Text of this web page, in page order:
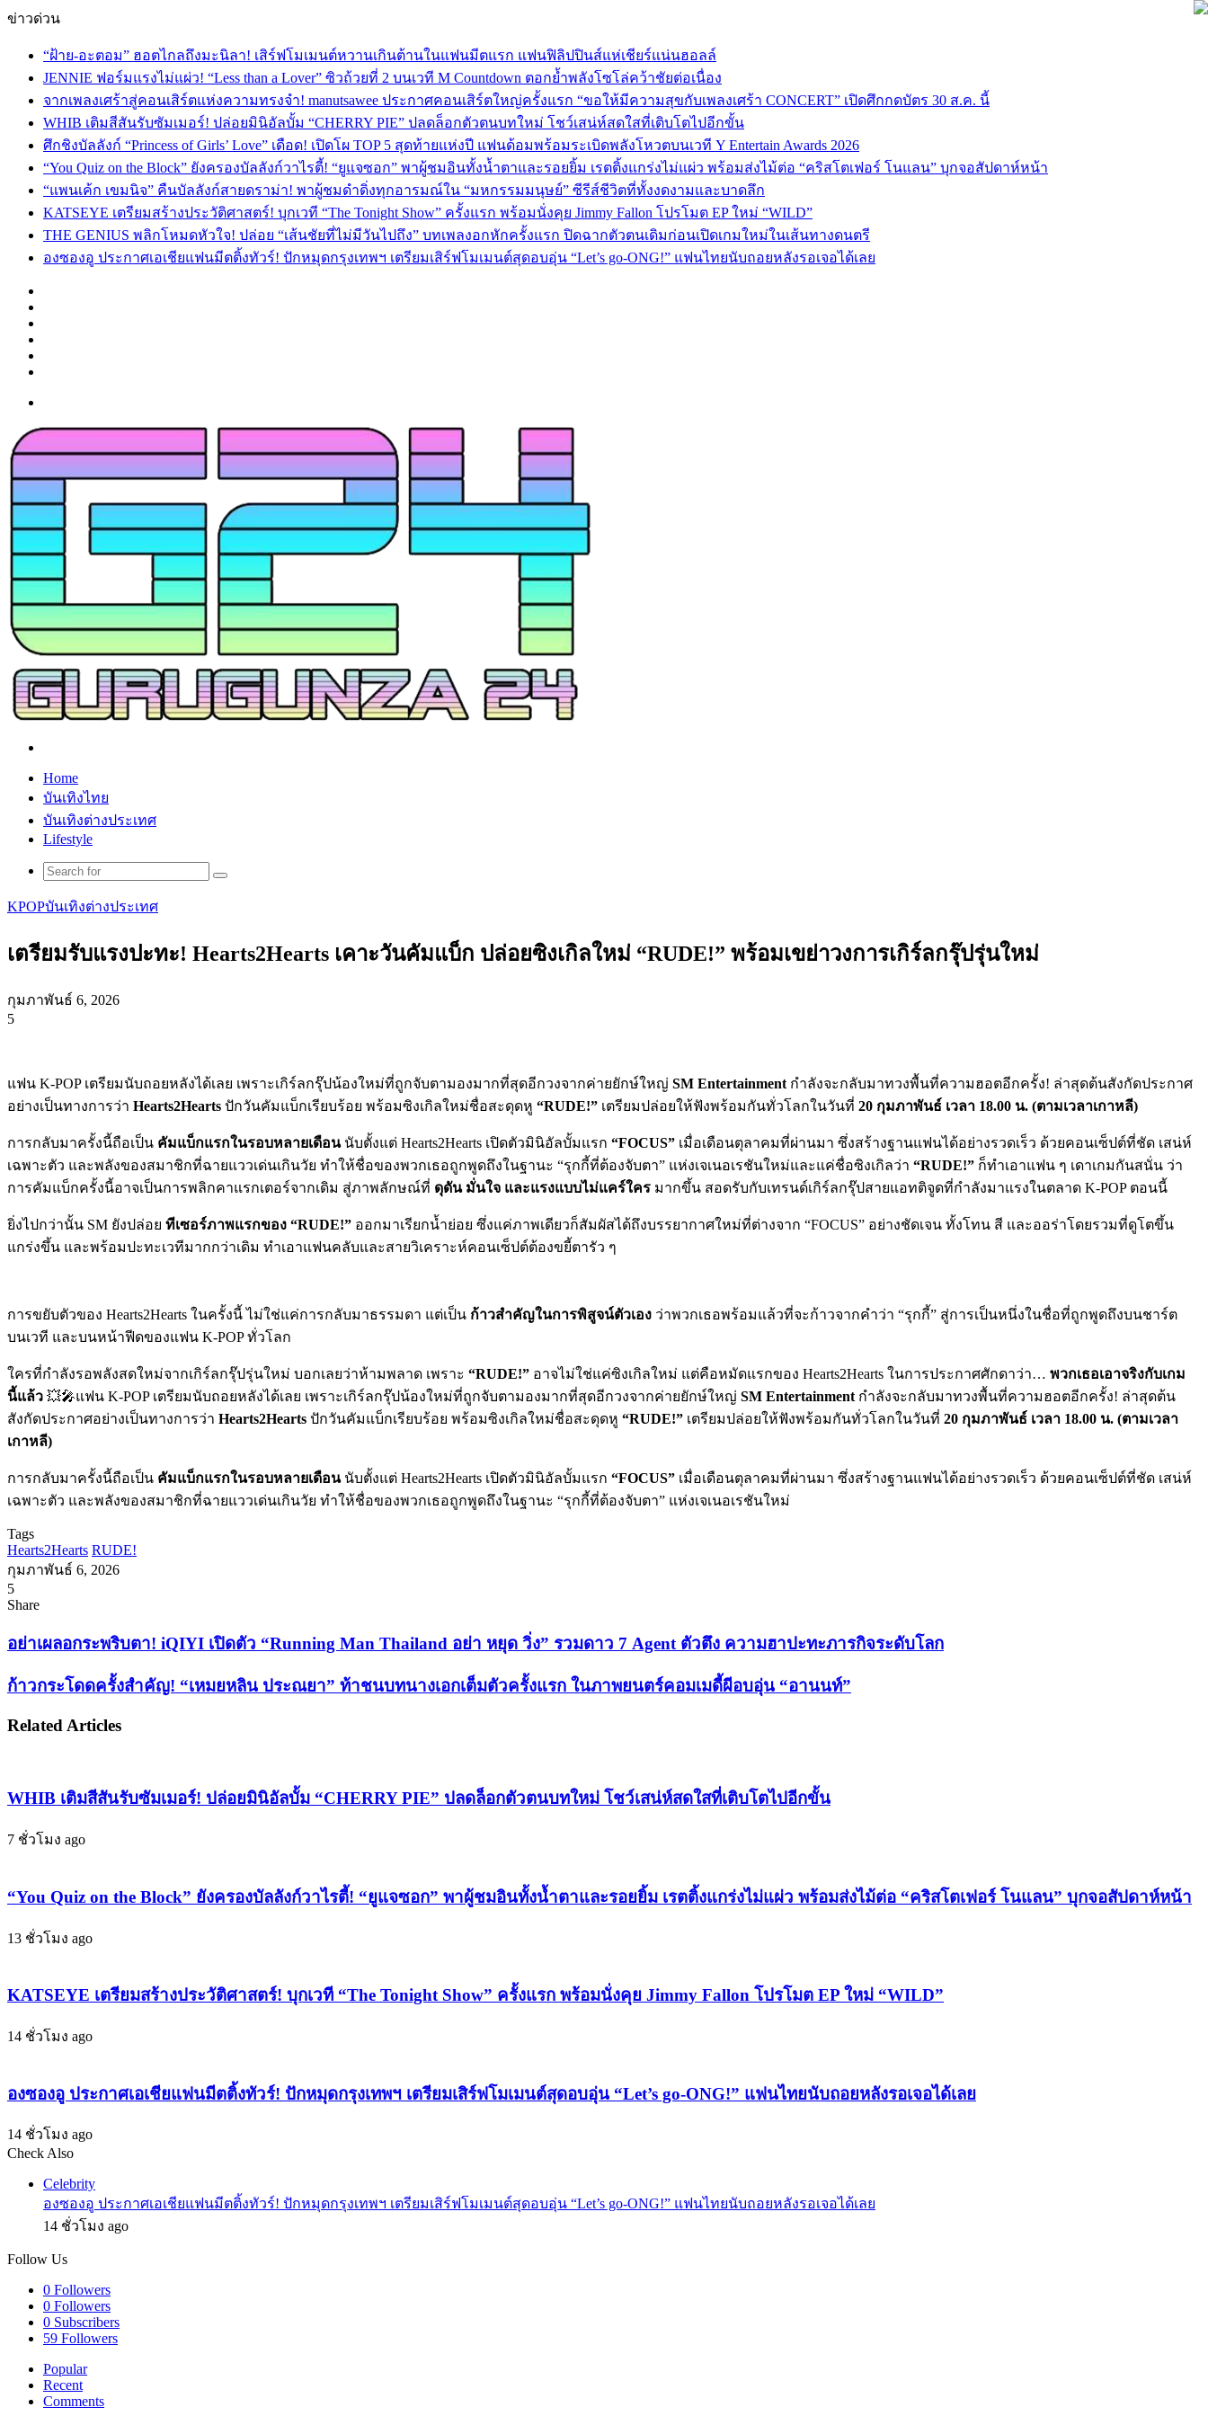
ข่าวด่วน
“ฝ้าย-อะตอม” ฮอตไกลถึงมะนิลา! เสิร์ฟโมเมนต์หวานเกินต้านในแฟนมีตแรก แฟนฟิลิปปินส์แห่เชียร์แน่นฮอลล์
JENNIE ฟอร์มแรงไม่แผ่ว! “Less than a Lover” ซิวถ้วยที่ 2 บนเวที M Countdown ตอกย้ำพลังโซโล่คว้าชัยต่อเนื่อง
จากเพลงเศร้าสู่คอนเสิร์ตแห่งความทรงจำ! manutsawee ประกาศคอนเสิร์ตใหญ่ครั้งแรก “ขอให้มีความสุขกับเพลงเศร้า CONCERT” เปิดศึกกดบัตร 30 ส.ค. นี้
WHIB เติมสีสันรับซัมเมอร์! ปล่อยมินิอัลบั้ม “CHERRY PIE” ปลดล็อกตัวตนบทใหม่ โชว์เสน่ห์สดใสที่เติบโตไปอีกขั้น
ศึกชิงบัลลังก์ “Princess of Girls’ Love” เดือด! เปิดโผ TOP 5 สุดท้ายแห่งปี แฟนด้อมพร้อมระเบิดพลังโหวตบนเวที Y Entertain Awards 2026
“You Quiz on the Block” ยังครองบัลลังก์วาไรตี้! “ยูแจซอก” พาผู้ชมอินทั้งน้ำตาและรอยยิ้ม เรตติ้งแกร่งไม่แผ่ว พร้อมส่งไม้ต่อ “คริสโตเฟอร์ โนแลน” บุกจอสัปดาห์หน้า
“แพนเค้ก เขมนิจ” คืนบัลลังก์สายดราม่า! พาผู้ชมดำดิ่งทุกอารมณ์ใน “มหกรรมมนุษย์” ซีรีส์ชีวิตที่ทั้งงดงามและบาดลึก
KATSEYE เตรียมสร้างประวัติศาสตร์! บุกเวที “The Tonight Show” ครั้งแรก พร้อมนั่งคุย Jimmy Fallon โปรโมต EP ใหม่ “WILD”
THE GENIUS พลิกโหมดหัวใจ! ปล่อย “เส้นชัยที่ไม่มีวันไปถึง” บทเพลงอกหักครั้งแรก ปิดฉากตัวตนเดิมก่อนเปิดเกมใหม่ในเส้นทางดนตรี
องซองอู ประกาศเอเชียแฟนมีตติ้งทัวร์! ปักหมุดกรุงเทพฯ เตรียมเสิร์ฟโมเมนต์สุดอบอุ่น “Let’s go-ONG!” แฟนไทยนับถอยหลังรอเจอได้เลย
Home
บันเทิงไทย
บันเทิงต่างประเทศ
Lifestyle
Search
KPOPบันเทิงต่างประเทศ
เตรียมรับแรงปะทะ! Hearts2Hearts เคาะวันคัมแบ็ก ปล่อยซิงเกิลใหม่ “RUDE!” พร้อมเขย่าวงการเกิร์ลกรุ๊ปรุ่นใหม่
กุมภาพันธ์ 6, 2026
5
แฟน K-POP เตรียมนับถอยหลังได้เลย เพราะเกิร์ลกรุ๊ปน้องใหม่ที่ถูกจับตามองมากที่สุดอีกวงจากค่ายยักษ์ใหญ่ SM Entertainment กำลังจะกลับมาทวงพื้นที่ความฮอตอีกครั้ง! ล่าสุดต้นสังกัดประกาศ
อย่างเป็นทางการว่า Hearts2Hearts ปักวันคัมแบ็กเรียบร้อย พร้อมซิงเกิลใหม่ชื่อสะดุดหู “RUDE!” เตรียมปล่อยให้ฟังพร้อมกันทั่วโลกในวันที่ 20 กุมภาพันธ์ เวลา 18.00 น. (ตามเวลาเกาหลี)
การกลับมาครั้งนี้ถือเป็น คัมแบ็กแรกในรอบหลายเดือนนับตั้งแต่ Hearts2Hearts เปิดตัวมินิอัลบั้มแรก “FOCUS” เมื่อเดือนตุลาคมที่ผ่านมา ซึ่งสร้างฐานแฟนได้อย่างรวดเร็ว ด้วยคอนเซ็ปต์ที่ชัด เสน่ห์
เฉพาะตัว และพลังของสมาชิกที่ฉายแววเด่นเกินวัย ทำให้ชื่อของพวกเธอถูกพูดถึงในฐานะ “รุกกี้ที่ต้องจับตา” แห่งเจเนอเรชันใหม่และแค่ชื่อซิงเกิลว่า “RUDE!” ก็ทำเอาแฟน ๆ เดาเกมกันสนั่น ว่า
การคัมแบ็กครั้งนี้อาจเป็นการพลิกคาแรกเตอร์จากเดิม สู่ภาพลักษณ์ที่ ดุดัน มั่นใจ และแรงแบบไม่แคร์ใคร มากขึ้น สอดรับกับเทรนด์เกิร์ลกรุ๊ปสายแอทติจูดที่กำลังมาแรงในตลาด K-POP ตอนนี้
ยิ่งไปกว่านั้น SM ยังปล่อย ทีเซอร์ภาพแรกของ “RUDE!” ออกมาเรียกน้ำย่อย ซึ่งแค่ภาพเดียวก็สัมผัสได้ถึงบรรยากาศใหม่ที่ต่างจาก “FOCUS” อย่างชัดเจน ทั้งโทน สี และออร่าโดยรวมที่ดูโตขึ้น
แกร่งขึ้น และพร้อมปะทะเวทีมากกว่าเดิม ทำเอาแฟนคลับและสายวิเคราะห์คอนเซ็ปต์ต้องขยี้ตารัว ๆ
การขยับตัวของ Hearts2Hearts ในครั้งนี้ ไม่ใช่แค่การกลับมาธรรมดา แต่เป็น ก้าวสำคัญในการพิสูจน์ตัวเอง ว่าพวกเธอพร้อมแล้วที่จะก้าวจากคำว่า “รุกกี้” สู่การเป็นหนึ่งในชื่อที่ถูกพูดถึงบนชาร์ต
บนเวที และบนหน้าฟีดของแฟน K-POP ทั่วโลก
ใครที่กำลังรอพลังสดใหม่จากเกิร์ลกรุ๊ปรุ่นใหม่ บอกเลยว่าห้ามพลาด เพราะ “RUDE!” อาจไม่ใช่แค่ซิงเกิลใหม่ แต่คือหมัดแรกของ Hearts2Hearts ในการประกาศศักดาว่า… พวกเธอเอาจริงกับเกม
นี้แล้ว 💥🎤แฟน K-POP เตรียมนับถอยหลังได้เลย เพราะเกิร์ลกรุ๊ปน้องใหม่ที่ถูกจับตามองมากที่สุดอีกวงจากค่ายยักษ์ใหญ่ SM Entertainment กำลังจะกลับมาทวงพื้นที่ความฮอตอีกครั้ง! ล่าสุดต้น
สังกัดประกาศอย่างเป็นทางการว่า Hearts2Hearts ปักวันคัมแบ็กเรียบร้อย พร้อมซิงเกิลใหม่ชื่อสะดุดหู “RUDE!” เตรียมปล่อยให้ฟังพร้อมกันทั่วโลกในวันที่ 20 กุมภาพันธ์ เวลา 18.00 น. (ตามเวลา
เกาหลี)
การกลับมาครั้งนี้ถือเป็น คัมแบ็กแรกในรอบหลายเดือนนับตั้งแต่ Hearts2Hearts เปิดตัวมินิอัลบั้มแรก “FOCUS” เมื่อเดือนตุลาคมที่ผ่านมา ซึ่งสร้างฐานแฟนได้อย่างรวดเร็ว ด้วยคอนเซ็ปต์ที่ชัด เสน่ห์
เฉพาะตัว และพลังของสมาชิกที่ฉายแววเด่นเกินวัย ทำให้ชื่อของพวกเธอถูกพูดถึงในฐานะ “รุกกี้ที่ต้องจับตา” แห่งเจเนอเรชันใหม่
Tags
Hearts2Hearts RUDE!
กุมภาพันธ์ 6, 2026
5
Facebook
X
Tumblr
Messenger
Messenger
Line
Share
via
Email
อย่า
กระ
ตา!
ตัว
“Running
Man
Thailand
วิ่ง”
รวม
Agent
ตัว
ตึง
ปะทะ
ระดับ
อย่าเผลอกระพริบตา! iQIYI เปิดตัว “Running Man Thailand อย่า หยุด วิ่ง” รวมดาว 7 Agent ตัวตึง ความฮาปะทะภารกิจระดับโลก
ก้าว
ครั้ง
ย
ประ
ชนบท
นางเอก
ครั้ง
ใน
คอม
ดี้
ผี
“อานนท์”
ก้าวกระโดดครั้งสำคัญ! “เหมยหลิน ประณยา” ท้าชนบทนางเอกเต็มตัวครั้งแรก ในภาพยนตร์คอมเมดี้ผีอบอุ่น “อานนท์”
Related Articles
WHIB เติมสีสันรับซัมเมอร์! ปล่อยมินิอัลบั้ม “CHERRY PIE” ปลดล็อกตัวตนบทใหม่ โชว์เสน่ห์สดใสที่เติบโตไปอีกขั้น
7 ชั่วโมง ago
“You Quiz on the Block” ยังครองบัลลังก์วาไรตี้! “ยูแจซอก” พาผู้ชมอินทั้งน้ำตาและรอยยิ้ม เรตติ้งแกร่งไม่แผ่ว พร้อมส่งไม้ต่อ “คริสโตเฟอร์ โนแลน” บุกจอสัปดาห์หน้า
13 ชั่วโมง ago
KATSEYE เตรียมสร้างประวัติศาสตร์! บุกเวที “The Tonight Show” ครั้งแรก พร้อมนั่งคุย Jimmy Fallon โปรโมต EP ใหม่ “WILD”
14 ชั่วโมง ago
องซองอู ประกาศเอเชียแฟนมีตติ้งทัวร์! ปักหมุดกรุงเทพฯ เตรียมเสิร์ฟโมเมนต์สุดอบอุ่น “Let’s go-ONG!” แฟนไทยนับถอยหลังรอเจอได้เลย
14 ชั่วโมง ago
Check Also
Celebrity
องซองอู ประกาศเอเชียแฟนมีตติ้งทัวร์! ปักหมุดกรุงเทพฯ เตรียมเสิร์ฟโมเมนต์สุดอบอุ่น “Let’s go-ONG!” แฟนไทยนับถอยหลังรอเจอได้เลย
14 ชั่วโมง ago
Follow Us
0 Followers
0 Followers
0 Subscribers
59 Followers
Popular
Recent
Comments